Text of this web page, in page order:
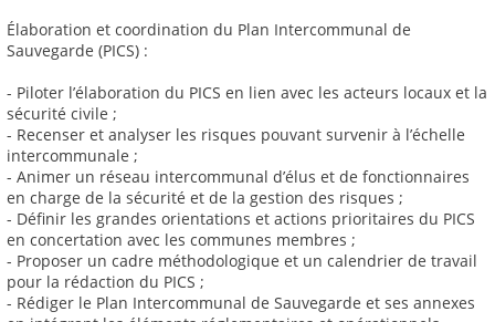
Élaboration et coordination du Plan Intercommunal de
Sauvegarde (PICS) :
- Piloter l’élaboration du PICS en lien avec les acteurs locaux et la
sécurité civile ;
- Recenser et analyser les risques pouvant survenir à l’échelle
intercommunale ;
- Animer un réseau intercommunal d’élus et de fonctionnaires
en charge de la sécurité et de la gestion des risques ;
- Définir les grandes orientations et actions prioritaires du PICS
en concertation avec les communes membres ;
- Proposer un cadre méthodologique et un calendrier de travail
pour la rédaction du PICS ;
- Rédiger le Plan Intercommunal de Sauvegarde et ses annexes